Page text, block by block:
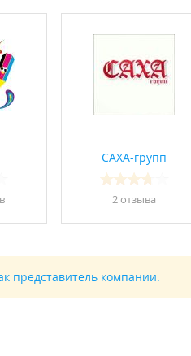
САХА-групп
2 отзывa
представитель компании.